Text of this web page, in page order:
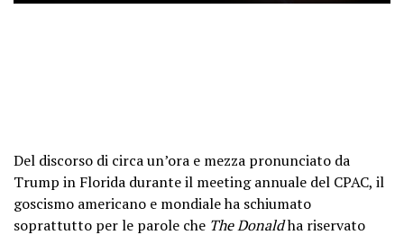
Del discorso di circa un’ora e mezza pronunciato da
Trump in Florida durante il meeting annuale del CPAC, il
goscismo americano e mondiale ha schiumato
soprattutto per le parole che The Donaldha riservato